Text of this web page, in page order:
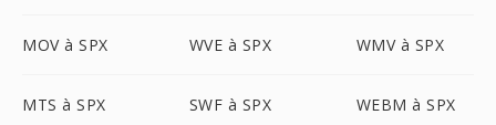
MOV à SPX WVE à SPX WMV à SPX
MTS à SPX SWF à SPX WEBM à SPX